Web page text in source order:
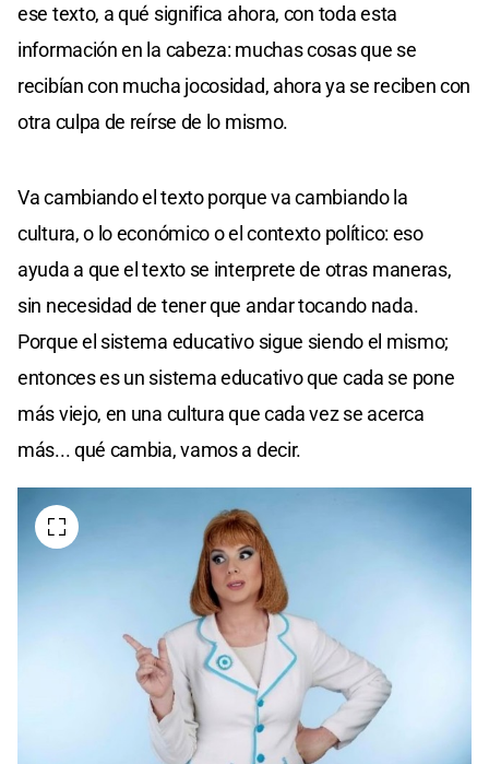
ese texto, a qué significa ahora, con toda esta
información en la cabeza: muchas cosas que se
recibían con mucha jocosidad, ahora ya se reciben con
otra culpa de reírse de lo mismo.
Va cambiando el texto porque va cambiando la
cultura, o lo económico o el contexto político: eso
ayuda a que el texto se interprete de otras maneras,
sin necesidad de tener que andar tocando nada.
Porque el sistema educativo sigue siendo el mismo;
entonces es un sistema educativo que cada se pone
más viejo, en una cultura que cada vez se acerca
más... qué cambia, vamos a decir.